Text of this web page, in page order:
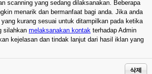
scanning yang sedang dilaksanakan. Beberapa
menarik dan bermanfaat bagi anda. Jika anda
kurang sesuai untuk ditampilkan pada ketika
silahkan melaksanakan kontak terhadap Admin
kejelasan dan tindak lanjut dari hasil iklan yang
삭제